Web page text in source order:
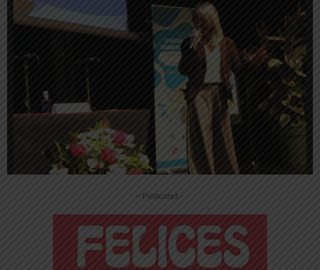
-- Publicidad --